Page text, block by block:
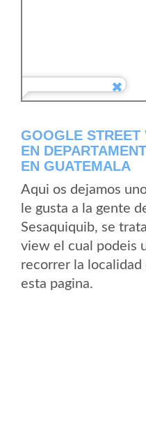
GOOGLE
EN
EN GUATEMALA
Aqui os dejamos
le gusta a la gente
Sesaquiquib, se
view el cual podeis
recorrer la localidad
esta pagina.